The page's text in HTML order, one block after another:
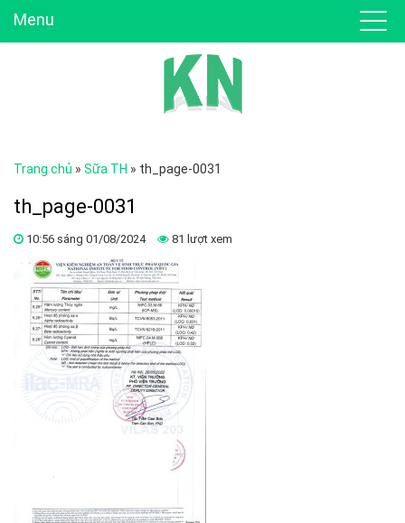
Menu
Trang chủ » Sữa TH » th_page-0031
th_page-0031
10:56 sáng 01/08/2024 81 lượt xem